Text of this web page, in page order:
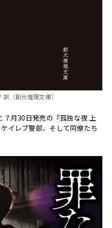
（創元推理文庫）
７月30日発売の『孤独な夜 上
イレブ警部、そして同僚たち